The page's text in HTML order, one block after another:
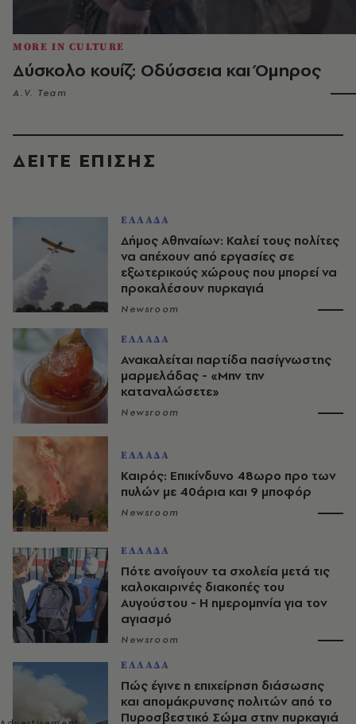
MORE IN CULTURE
Δύσκολο κουίζ: Οδύσσεια και Όμηρος
A.V. Team
ΔΕΙΤΕ ΕΠΙΣΗΣ
ΕΛΛΑΔΑ
Δήμος Αθηναίων: Καλεί τους πολίτες
να απέχουν από εργασίες σε
εξωτερικούς χώρους που μπορεί να
προκαλέσουν πυρκαγιά
Newsroom
ΕΛΛΑΔΑ
Ανακαλείται παρτίδα πασίγνωστης
μαρμελάδας - «Μην την
καταναλώσετε»
Newsroom
ΕΛΛΑΔΑ
Καιρός: Επικίνδυνο 48ωρο προ των
πυλών με 40άρια και 9 μποφόρ
Newsroom
ΕΛΛΑΔΑ
Πότε ανοίγουν τα σχολεία μετά τις
καλοκαιρινές διακοπές του
Αυγούστου - Η ημερομηνία για τον
αγιασμό
Newsroom
ΕΛΛΑΔΑ
Πώς έγινε η επιχείρηση διάσωσης
και απομάκρυνσης πολιτών από το
Πυροσβεστικό Σώμα στην πυρκαγιά